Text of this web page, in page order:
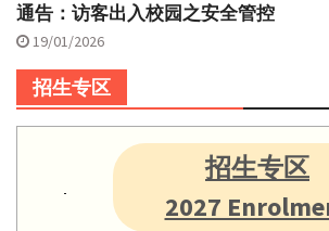
通告：访客出入校园之安全管控
19/01/2026
招生专区
招生专区
2027